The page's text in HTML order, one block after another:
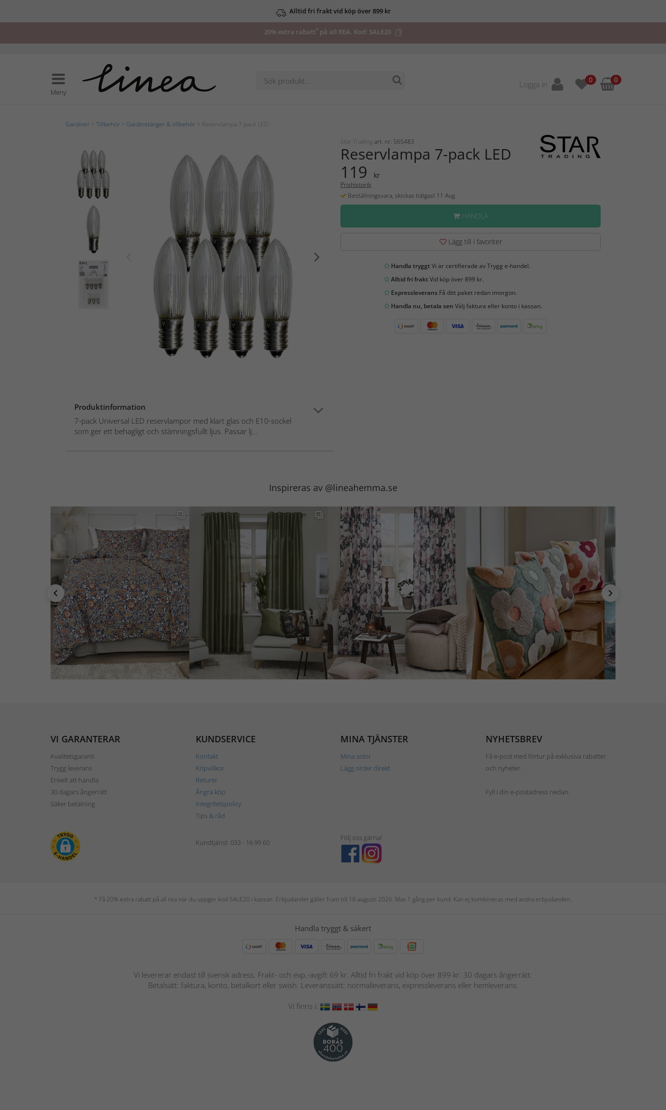
Alltid fri frakt vid köp över 899 kr
20% extra rabatt*på all REA. Kod: SALE20
Meny
Logga in 0 0
Gardiner Tillbehör Gardinstänger & tillbehör > Reservlampa 7-pack LED
Produktinformation
7-pack Universal LED reservlampor med klart glas och E10-sockel
som ger ett behagligt och stämningsfullt ljus. Passar lj...
Star Trading art. nr: 565483
Reservlampa 7-pack LED
119 kr
Prishistorik
Beställningsvara, skickas tidigast 11 Aug
HANDLA
Lägg till i favoriter
Handla tryggtVi är certifierade av Trygg e-handel.
Alltid fri fraktVid köp över 899 kr.
ExpressleveransFå ditt paket redan imorgon.
Handla nu, betala sen Välj faktura eller konto i kassan.
Inspireras av @lineahemma.se
VI GARANTERAR
Kvalitetsgaranti
Trygg leverans
Enkelt att handla
30 dagars ångerrätt
Säker betalning
KUNDSERVICE
Kontakt
Köpvillkor
Returer
Ångra köp
Integritetspolicy
Tips & råd
MINA TJÄNSTER
Mina sidor
Lägg order direkt
NYHETSBREV
Få e-post med förtur på exklusiva rabatter
och nyheter.
Fyll i din e-postadress nedan.
Kundtjänst: 033 - 16 99 60
Följ oss gärna!
* Få 20% extra rabatt på all rea när du uppger kod SALE20 i kassan. Erbjudandet gäller fram till 16 augusti 2026. Max 1 gång per kund. Kan ej kombineras med andra erbjudanden.
Handla tryggt & säkert
Vi levererar endast till svensk adress. Frakt- och exp.-avgift 69 kr. Alltid fri frakt vid köp över 899 kr. 30 dagars ångerrätt.
Betalsätt: faktura, konto, betalkort eller swish. Leveranssätt: normalleverans, expressleverans eller hemleverans.
Vi finns i: